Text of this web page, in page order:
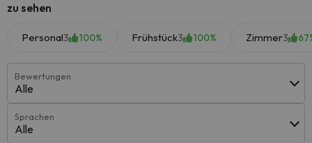
zu sehen
Personal3 100% Frühstück3 100% Zimmer3
Bewertungen
Alle
Sprachen
Alle